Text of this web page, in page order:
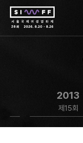
2013
제15회